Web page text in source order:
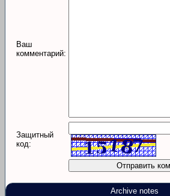
Ваш
комментарий:
Защитный
код:
Archive notes